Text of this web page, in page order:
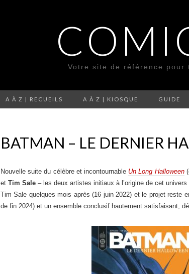
Votre site de référence pour
A À Z | RECUEILS A À Z | KIOSQUE GUIDE
BATMAN – LE DERNIER
Nouvelle suite du célèbre et incontournable Un Long Halloween
et Tim Sale – les deux artistes initiaux à l’origine de cet
Tim Sale quelques mois après (16 juin 2022) et le projet reste
de fin 2024) et un ensemble conclusif hautement satisfaisant,